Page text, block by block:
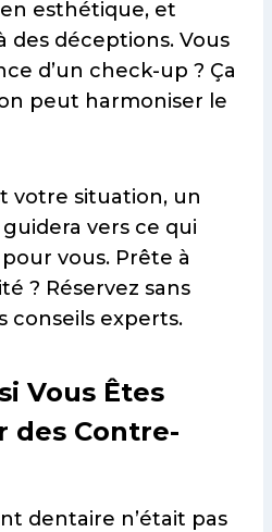
esthétique, et
des déceptions. Vous
d’un check-up ? Ça
peut harmoniser le
votre situation, un
vers ce qui
vous. Prête à
? Réservez sans
conseils experts.
Vous Êtes
des Contre-
dentaire n’était pas